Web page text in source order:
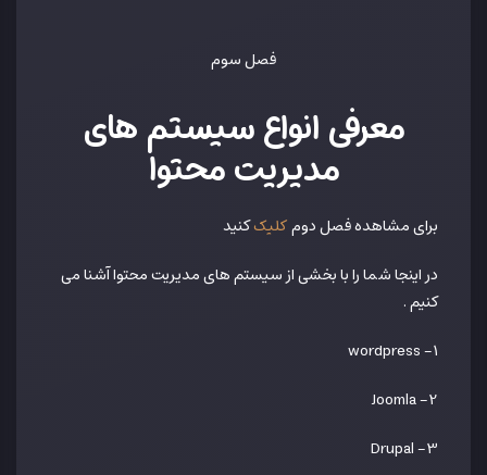
فصل سوم
معرفی انواع سیستم های
مدیریت محتوا
برای مشاهده فصل دومکلیککنید
در اینجا شما را با بخشی از سیستم های مدیریت محتوا آشنا می
کنیم .
1- wordpress
2- Joomla
3- Drupal